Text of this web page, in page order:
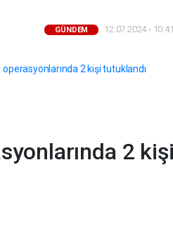
GÜNDEM 12.07.2024 -
2